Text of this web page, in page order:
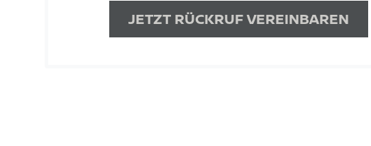
JETZT RÜCKRUF VEREINBAREN